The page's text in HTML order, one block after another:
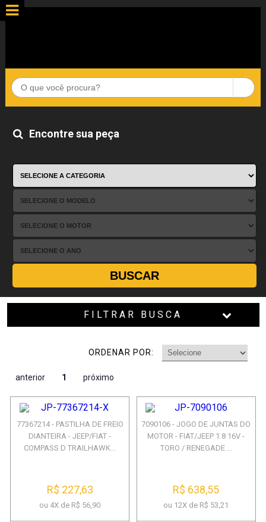
Encontre sua peça
BUSCAR
FILTRAR BUSCA
ORDENAR POR:
anterior 1 próximo
77367214 - PASTILHA DE FREIO
DIANTEIRA - JEEP/FIAT -
COMPASS D TRAILHAWK...
R$ 227,63
ou 4X de R$ 56,90
7090106 - JOGO DE JUNTAS DO
MOTOR - FIAT/JEEP 1.8 16V -
TORO / RENEGADE ...
R$ 638,55
ou 12X de R$ 53,21